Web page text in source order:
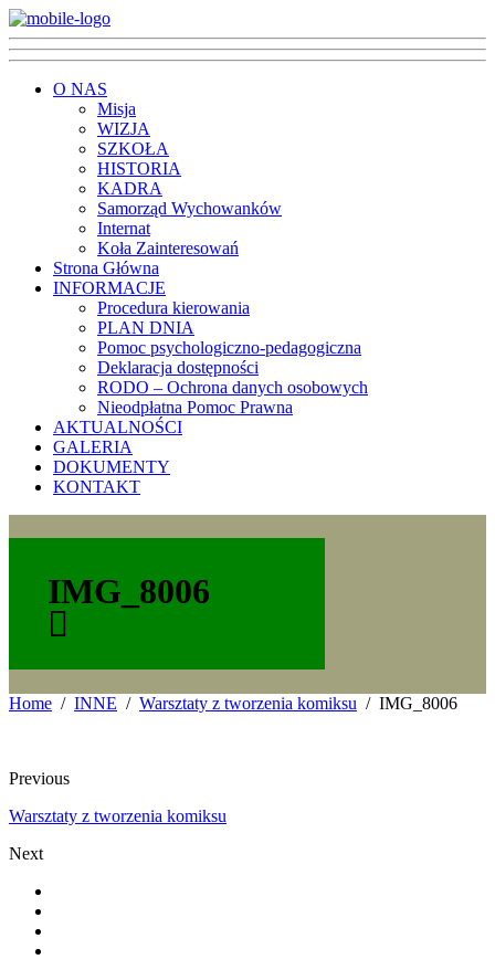
O NAS
Misja
WIZJA
SZKOŁA
HISTORIA
KADRA
Samorząd Wychowanków
Internat
Koła Zainteresowań
Strona Główna
INFORMACJE
Procedura kierowania
PLAN DNIA
Pomoc psychologiczno-pedagogiczna
Deklaracja dostępności
RODO – Ochrona danych osobowych
Nieodpłatna Pomoc Prawna
AKTUALNOŚCI
GALERIA
DOKUMENTY
KONTAKT
IMG_8006
Home INNE Warsztaty z tworzenia komiksu IMG_8006
Previous
Warsztaty z tworzenia komiksu
Next